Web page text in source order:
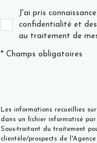
J'ai pris
confidentialité et
au traitement de
* Champs obligatoires
Les informations recueillies
dans un fichier informatisé
Sous-traitant du traitement
clientèle/prospects de